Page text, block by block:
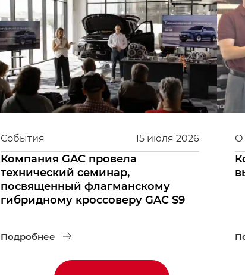
15 июля 2026
События
Компания GAC провела
технический семинар,
посвященный флагманскому
гибридному кроссоверу GAC S9
Подробнее
О